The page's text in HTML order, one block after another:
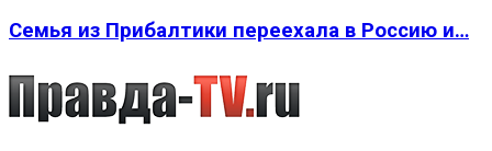
Семья из Прибалтики переехала в Россию и…